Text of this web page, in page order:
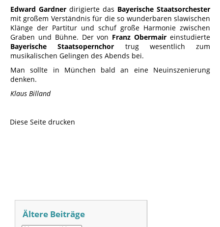
Edward Gardner dirigierte das Bayerische Staatsorchester
mit großem Verständnis für die so wunderbaren slawischen
Klänge der Partitur und schuf große Harmonie zwischen
Graben und Bühne. Der von Franz Obermair einstudierte
Bayerische Staatsopernchor trug wesentlich zum
musikalischen Gelingen des Abends bei.
Man sollte in München bald an eine Neuinszenierung
denken.
Klaus Billand
Diese Seite drucken
Ältere Beiträge